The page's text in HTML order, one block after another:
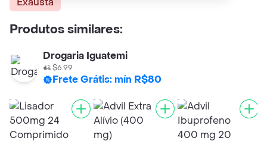
Produtos similares:
Drogaria Iguatemi
$6.99
Frete Grátis: mín R$80